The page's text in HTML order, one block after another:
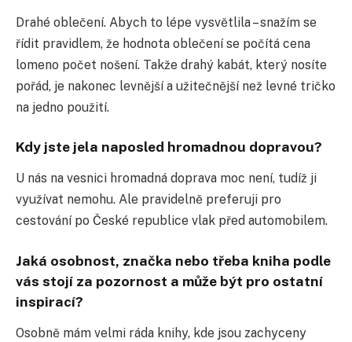
Drahé oblečení. Abych to lépe vysvětlila – snažím se
řídit pravidlem, že hodnota oblečení se počítá cena
lomeno počet nošení. Takže drahý kabát, který nosíte
pořád, je nakonec levnější a užitečnější než levné tričko
na jedno použití.
Kdy jste jela naposled hromadnou dopravou?
U nás na vesnici hromadná doprava moc není, tudíž ji
využívat nemohu. Ale pravidelně preferuji pro
cestování po České republice vlak před automobilem.
Jaká osobnost, značka nebo třeba kniha podle
vás stojí za pozornost a může být pro ostatní
inspirací?
Osobně mám velmi ráda knihy, kde jsou zachyceny